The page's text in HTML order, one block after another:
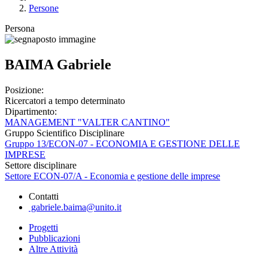
Persone
Persona
BAIMA Gabriele
Posizione:
Ricercatori a tempo determinato
Dipartimento:
MANAGEMENT "VALTER CANTINO"
Gruppo Scientifico Disciplinare
Gruppo 13/ECON-07 - ECONOMIA E GESTIONE DELLE
IMPRESE
Settore disciplinare
Settore ECON-07/A - Economia e gestione delle imprese
Contatti
gabriele.baima@unito.it
Progetti
Pubblicazioni
Altre Attività